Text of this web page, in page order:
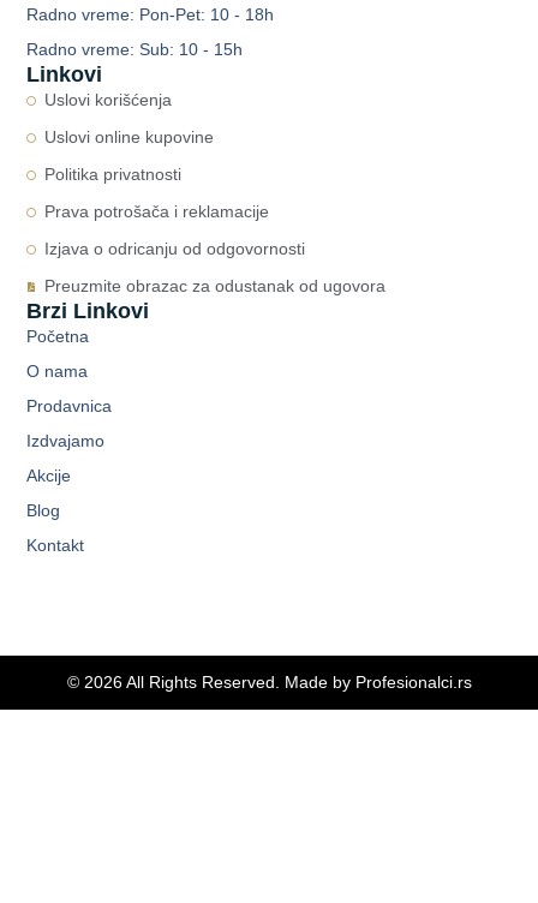
Linkovi
Uslovi korišćenja
Uslovi online kupovine
Politika privatnosti
Prava potrošača i reklamacije
Izjava o odricanju od odgovornosti
Preuzmite obrazac za odustanak od ugovora
Brzi Linkovi
Početna
O nama
Prodavnica
Izdvajamo
Akcije
Blog
Kontakt
Radno vreme: Pon-Pet: 10 - 18h
Radno vreme: Sub: 10 - 15h
© 2026 All Rights Reserved. Made by Profesionalci.rs